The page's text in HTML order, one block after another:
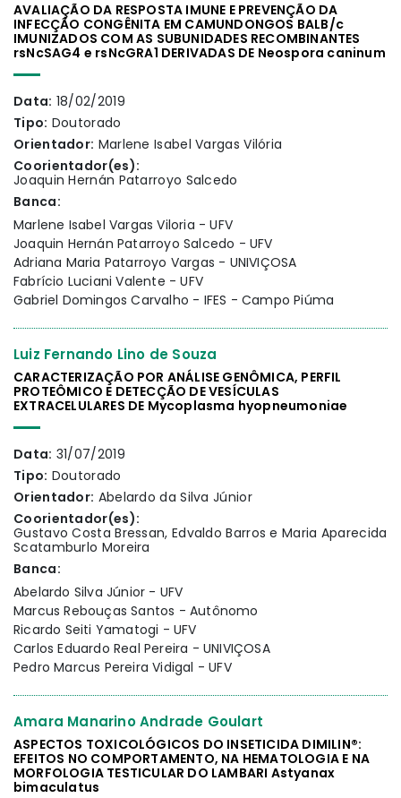
AVALIAÇÃO DA RESPOSTA IMUNE E PREVENÇÃO DA
INFECÇÃO CONGÊNITA EM CAMUNDONGOS BALB/c
IMUNIZADOS COM AS SUBUNIDADES RECOMBINANTES
rsNcSAG4 e rsNcGRA1 DERIVADAS DE Neospora caninum
Data: 18/02/2019
Tipo: Doutorado
Orientador: Marlene Isabel Vargas Vilória
Coorientador(es):
Joaquin Hernán Patarroyo Salcedo
Banca:
Marlene Isabel Vargas Viloria - UFV
Joaquin Hernán Patarroyo Salcedo - UFV
Adriana Maria Patarroyo Vargas - UNIVIÇOSA
Fabrício Luciani Valente - UFV
Gabriel Domingos Carvalho - IFES - Campo Piúma
Luiz Fernando Lino de Souza
CARACTERIZAÇÃO POR ANÁLISE GENÔMICA, PERFIL
PROTEÔMICO E DETECÇÃO DE VESÍCULAS
EXTRACELULARES DE Mycoplasma hyopneumoniae
Data: 31/07/2019
Tipo: Doutorado
Orientador: Abelardo da Silva Júnior
Coorientador(es):
Gustavo Costa Bressan, Edvaldo Barros e Maria Aparecida
Scatamburlo Moreira
Banca:
Abelardo Silva Júnior - UFV
Marcus Rebouças Santos - Autônomo
Ricardo Seiti Yamatogi - UFV
Carlos Eduardo Real Pereira - UNIVIÇOSA
Pedro Marcus Pereira Vidigal - UFV
Amara Manarino Andrade Goulart
ASPECTOS TOXICOLÓGICOS DO INSETICIDA DIMILIN®:
EFEITOS NO COMPORTAMENTO, NA HEMATOLOGIA E NA
MORFOLOGIA TESTICULAR DO LAMBARI Astyanax
bimaculatus